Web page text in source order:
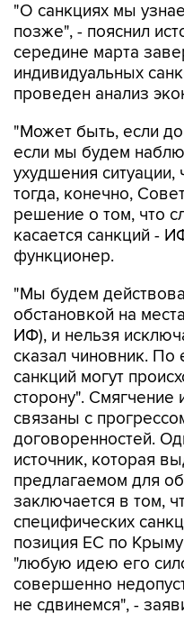
"О санкциях мы
позже", - пояснил
середине марта
индивидуальных
проведен анализ
"Может быть, если до
если мы будем
ухудшения ситуации,
тогда, конечно,
решение о том, что
касается санкций -
функционер.
"Мы будем
обстановкой на
ИФ), и нельзя
сказал чиновник. По
санкций могут
сторону". Смягчение
связаны с
договоренностей.
источник, которая
предлагаемом для
заключается в том,
специфических
позиция ЕС по
"любую идею его
совершенно
не сдвинемся", -